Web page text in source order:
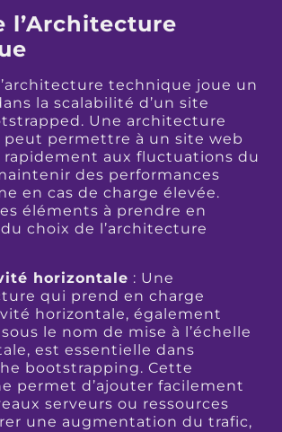
l’Architecture
technique joue un
la scalabilité d’un site
Une architecture
peut permettre à un site web
rapidement aux fluctuations du
des performances
en cas de charge élevée.
éléments à prendre en
choix de l’architecture
horizontale : Une
qui prend en charge
horizontale, également
le nom de mise à l’échelle
est essentielle dans
bootstrapping. Cette
permet d’ajouter facilement
serveurs ou ressources
une augmentation du trafic,